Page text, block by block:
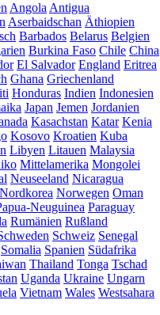
AngolaAntigua
Aserbaidschan Äthiopien
Barbados Belarus Belgien
Burkina Faso Chile China
El Salvador England Eritrea
Ghana Griechenland
Honduras Indien Indonesien
Japan Jemen Jordanien
Kasachstan Katar Kenia
Kosovo Kroatien Kuba
Libyen Litauen Malaysia
Mittelamerika Mongolei
Neuseeland Nicaragua
Nordkorea Norwegen Oman
Neuguinea Paraguay
Rumänien Rußland
Schweiz Senegal
Somalia Spanien Südafrika
Thailand Tonga Tschad
Uganda Ukraine Ungarn
Vietnam Wales Westsahara